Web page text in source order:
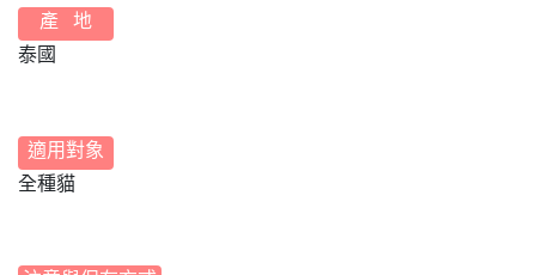
產 地
泰國
適用對象
全種貓